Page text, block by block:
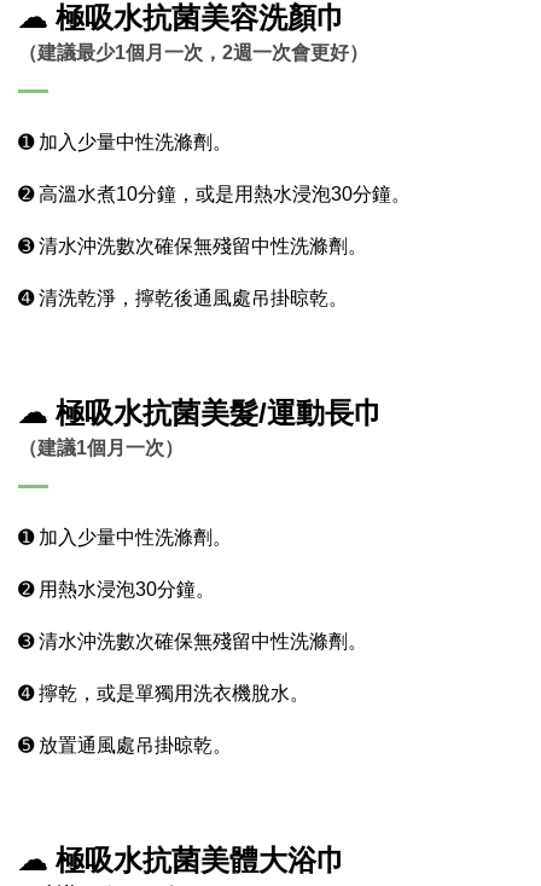
☁ 極吸水抗菌美容洗顏巾
（建議最少1個月一次，2週一次會更好）
➊ 加入少量中性洗滌劑。
➋ 高溫水煮10分鐘，或是用熱水浸泡30分鐘。
➌ 清水沖洗數次確保無殘留中性洗滌劑。
➍ 清洗乾淨，擰乾後通風處吊掛晾乾。
☁ 極吸水抗菌美髮/運動長巾
（建議1個月一次）
➊ 加入少量中性洗滌劑。
➋ 用熱水浸泡30分鐘。
➌ 清水沖洗數次確保無殘留中性洗滌劑。
➍ 擰乾，或是單獨用洗衣機脫水。
➎ 放置通風處吊掛晾乾。
☁ 極吸水抗菌美體大浴巾